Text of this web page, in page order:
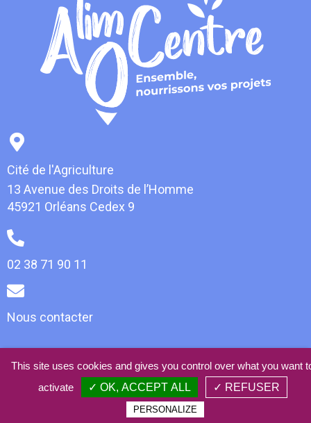
Cité de l'Agriculture
13 Avenue des Droits de l’Homme
45921 Orléans Cedex 9
02 38 71 90 11
Nous contacter
© 2021 AlimOCentre -Mentions légales-Plan du site-
Webdesign • Développement • Référencement :
absolem.com
This site uses cookies and gives you control over what you want
activate
✓ OK, ACCEPT ALL ✓ REFUSER
PERSONALIZE